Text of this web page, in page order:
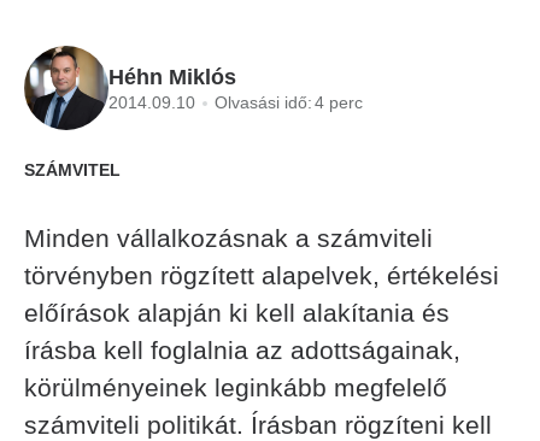
Héhn Miklós
2014.09.10 Olvasási idő:4 perc
SZÁMVITEL
Minden vállalkozásnak a számviteli
törvényben rögzített alapelvek, értékelési
előírások alapján ki kell alakítania és
írásba kell foglalnia az adottságainak,
körülményeinek leginkább megfelelő
számviteli politikát. Írásban rögzíteni kell